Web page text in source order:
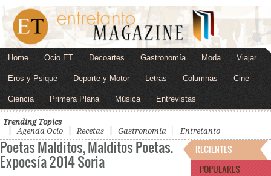
Home Ocio ET Decoartes Gastronomía Moda Viajar
Eros y Psique Deporte y Motor Letras Columnas Cine
Ciencia Primera Plana Música Entrevistas
Trending Topics
Agenda Ocio
Recetas Gastronomía Entretanto
Poetas Malditos, Malditos Poetas.
Expoesía 2014 Soria
RECIENTES
POPULARES